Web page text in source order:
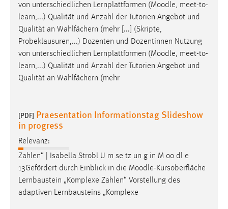
von unterschiedlichen Lernplattformen (Moodle, meet-to-
learn,...) Qualität und Anzahl der Tutorien Angebot und
Qualität an Wahlfächern (mehr [...] (Skripte,
Probeklausuren,...) Dozenten und Dozentinnen Nutzung
von unterschiedlichen Lernplattformen (Moodle, meet-to-
learn,...) Qualität und Anzahl der Tutorien Angebot und
Qualität an Wahlfächern (mehr
[PDF] Praesentation Informationstag Slideshow
in progress
Relevanz:
Zahlen“ | Isabella Strobl U m se tz un g in M oo dl e
13Gefördert durch Einblick in die Moodle-Kursoberfläche
Lernbaustein „Komplexe Zahlen“ Vorstellung des
adaptiven Lernbausteins „Komplexe